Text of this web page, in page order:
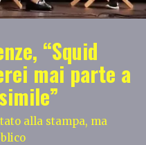
“Squid
mai parte a
alla stampa, ma